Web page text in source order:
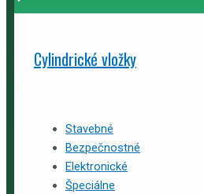
Cylindrické vložky
Stavebné
Bezpečnostné
Elektronické
Špeciálne